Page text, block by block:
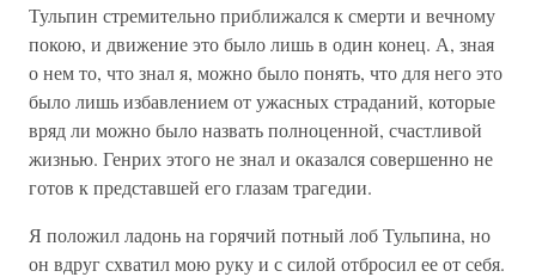
Тульпин стремительно приближался к смерти и вечному
покою, и движение это было лишь в один конец. А, зная
о нем то, что знал я, можно было понять, что для него это
было лишь избавлением от ужасных страданий, которые
вряд ли можно было назвать полноценной, счастливой
жизнью. Генрих этого не знал и оказался совершенно не
готов к представшей его глазам трагедии.
Я положил ладонь на горячий потный лоб Тульпина, но
он вдруг схватил мою руку и с силой отбросил ее от себя.